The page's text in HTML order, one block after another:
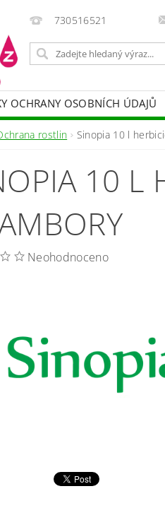
730516521
OCHRANY OSOBNÍCH ÚDAJŮ
VAKY, PYTLE, PLACHTY
PRODEJ CIBULE
rostlin Sinopia 10 l
10 L
Neohodnoceno